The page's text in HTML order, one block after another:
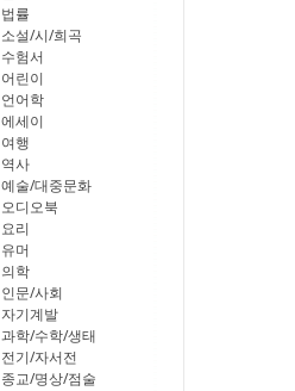
법률
소설/시/희곡
수험서
어린이
언어학
에세이
여행
역사
예술/대중문화
오디오북
요리
유머
의학
인문/사회
자기계발
과학/수학/생태
전기/자서전
종교/명상/점술